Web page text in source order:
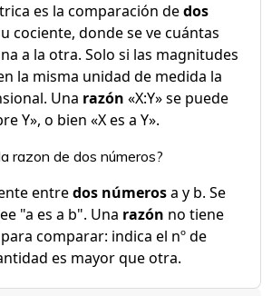
es la comparación dedos
cociente, donde se ve cuántas
a la otra. Solo si las magnitudes
la misma unidad de medida la
Una razón «X:Y» se puede
Y», o bien «X es a Y».
razon de dos números?
entredos númerosa y b. Se
"a es a b". Una razón no tiene
comparar: indica el nº de
es mayor que otra.